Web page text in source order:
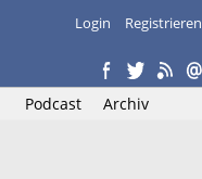
Login Registrieren
Podcast Archiv